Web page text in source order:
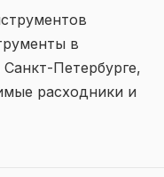
в
Петербурге,
расходники и